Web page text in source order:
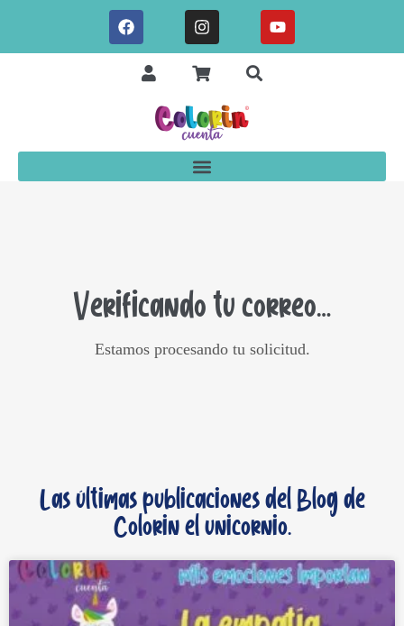
Verificando tu correo…
Estamos procesando tu solicitud.
Las últimas publicaciones del Blog de
Colorin el unicornio.